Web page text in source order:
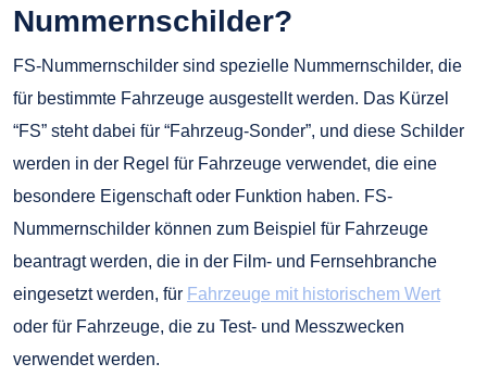
Nummernschilder?
FS-Nummernschilder sind spezielle Nummernschilder, die
für bestimmte Fahrzeuge ausgestellt werden. Das Kürzel
“FS” steht dabei für “Fahrzeug-Sonder”, und diese Schilder
werden in der Regel für Fahrzeuge verwendet, die eine
besondere Eigenschaft oder Funktion haben. FS-
Nummernschilder können zum Beispiel für Fahrzeuge
beantragt werden, die in der Film- und Fernsehbranche
eingesetzt werden, für Fahrzeuge mit historischem Wert
oder für Fahrzeuge, die zu Test- und Messzwecken
verwendet werden.